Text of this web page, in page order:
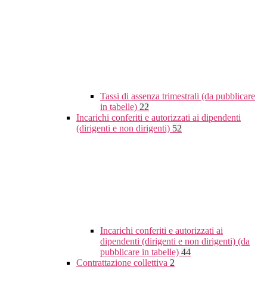
Tassi di assenza trimestrali (da pubblicare
in tabelle) 22
Incarichi conferiti e autorizzati ai dipendenti
(dirigenti e non dirigenti) 52
Incarichi conferiti e autorizzati ai
dipendenti (dirigenti e non dirigenti) (da
pubblicare in tabelle) 44
Contrattazione collettiva 2